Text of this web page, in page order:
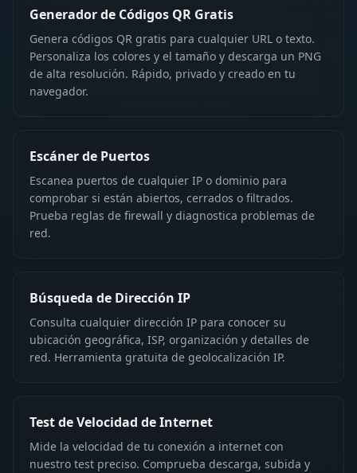
Generador de Códigos QR Gratis
Genera códigos QR gratis para cualquier URL o texto.
Personaliza los colores y el tamaño y descarga un PNG
de alta resolución. Rápido, privado y creado en tu
navegador.
Escáner de Puertos
Escanea puertos de cualquier IP o dominio para
comprobar si están abiertos, cerrados o filtrados.
Prueba reglas de firewall y diagnostica problemas de
red.
Búsqueda de Dirección IP
Consulta cualquier dirección IP para conocer su
ubicación geográfica, ISP, organización y detalles de
red. Herramienta gratuita de geolocalización IP.
Test de Velocidad de Internet
Mide la velocidad de tu conexión a internet con
nuestro test preciso. Comprueba descarga, subida y